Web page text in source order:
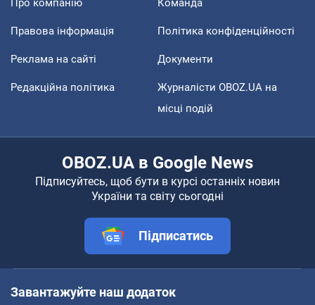
Правова інформація Політика конфіденційності
Реклама на сайті Документи
Редакційна політика
Журналісти OBOZ.UA на
місці подій
OBOZ.UA в Google News
Підписуйтесь, щоб бути в курсі останніх новин
України та світу сьогодні
Підписатись
Завантажуйте наш додаток